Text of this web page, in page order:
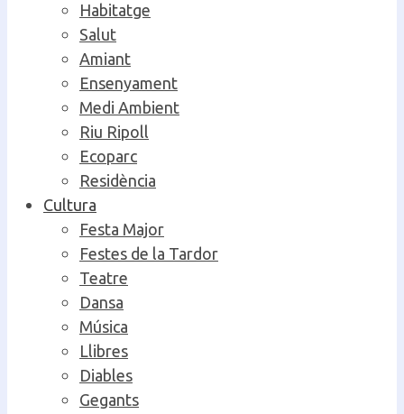
Habitatge
Salut
Amiant
Ensenyament
Medi Ambient
Riu Ripoll
Ecoparc
Residència
Cultura
Festa Major
Festes de la Tardor
Teatre
Dansa
Música
Llibres
Diables
Gegants